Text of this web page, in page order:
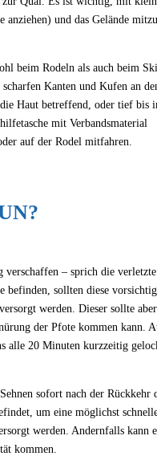
und das Gelände
beim Rodeln als auch beim
Kanten und Kufen an
Haut betreffend, oder tief bis
mit Verbandsmaterial
auf der Rodel mitfahren.
verschaffen – sprich die
befinden, sollten diese
werden. Dieser sollte
der Pfote kommen kann.
alle 20 Minuten kurzzeitig
sofort nach der Rückkehr
um eine möglichst
werden. Andernfalls kann
kommen.